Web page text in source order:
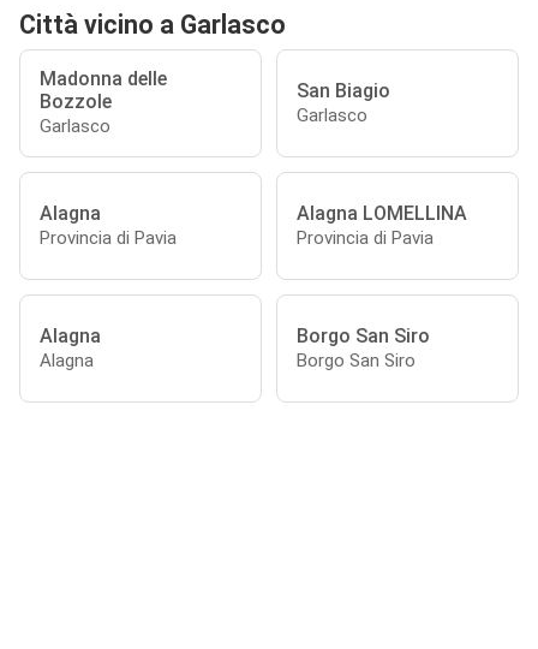
Città vicino a Garlasco
Madonna delle
Bozzole
Garlasco
San Biagio
Garlasco
Alagna
Provincia di Pavia
Alagna LOMELLINA
Provincia di Pavia
Alagna
Alagna
Borgo San Siro
Borgo San Siro